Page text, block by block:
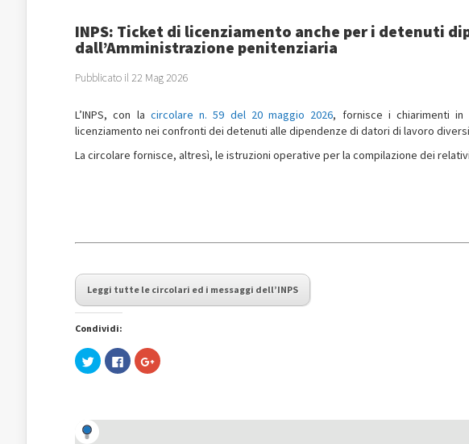
INPS: Ticket di licenziamento anche per i detenuti
dall’Amministrazione penitenziaria
Pubblicato il 22 Mag 2026
L’INPS, con la circolare n. 59 del 20 maggio 2026, fornisce i chiarimenti
licenziamento nei confronti dei detenuti alle dipendenze di datori di lavoro
La circolare fornisce, altresì, le istruzioni operative per la compilazione dei
Leggi tutte le circolari ed i messaggi dell’INPS
Condividi:
Fai
clic
(Si
apre
Fai
clic
Fai
clic